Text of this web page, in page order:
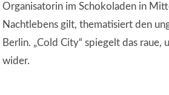
Organisatorin im Schokoladen in
Nachtlebens gilt, thematisiert den
Berlin. „Cold City“ spiegelt das
wider.